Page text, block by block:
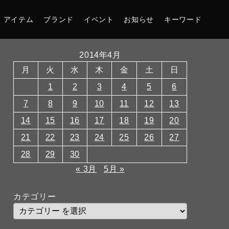
アイテム ブランド イベント お知らせ キーワード
2014年4月
月
火 水 木 金 土
日
1
2 3 4 5
6
7
8 9 10 11 12
13
14
15 16 17 18 19
20
21
22 23 24 25 26
27
28
29
30
« 3月
5月 »
カテゴリー